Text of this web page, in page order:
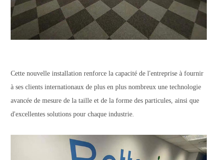
Cette nouvelle installation renforce la capacité de l'entreprise à fournir
à ses clients internationaux de plus en plus nombreux une technologie
avancée de mesure de la taille et de la forme des particules, ainsi que
d'excellentes solutions pour chaque industrie.